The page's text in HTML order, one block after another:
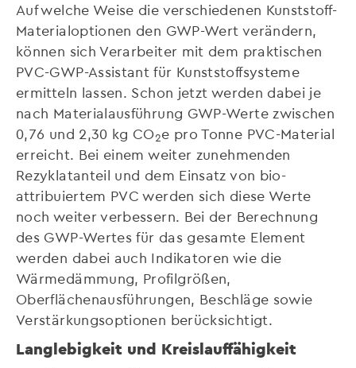
Auf welche Weise die verschiedenen Kunststoff-
Materialoptionen den GWP-Wert verändern,
können sich Verarbeiter mit dem praktischen
PVC-GWP-Assistant für Kunststoffsysteme
ermitteln lassen. Schon jetzt werden dabei je
nach Materialausführung GWP-Werte zwischen
0,76 und 2,30 kg CO2e pro Tonne PVC-Material
erreicht. Bei einem weiter zunehmenden
Rezyklatanteil und dem Einsatz von bio-
attribuiertem PVC werden sich diese Werte
noch weiter verbessern. Bei der Berechnung
des GWP-Wertes für das gesamte Element
werden dabei auch Indikatoren wie die
Wärmedämmung, Profilgrößen,
Oberflächenausführungen, Beschläge sowie
Verstärkungsoptionen berücksichtigt.
Langlebigkeit und Kreislauffähigkeit